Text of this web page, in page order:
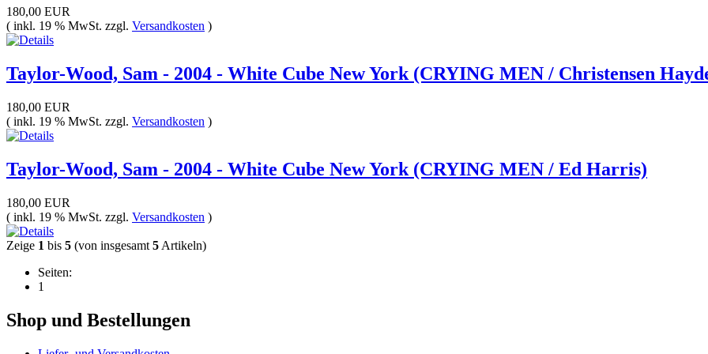
180,00 EUR
( inkl. 19 % MwSt. zzgl. Versandkosten )
Taylor-Wood, Sam - 2004 - White Cube New York (CRYING MEN / Christensen
180,00 EUR
( inkl. 19 % MwSt. zzgl. Versandkosten )
Taylor-Wood, Sam - 2004 - White Cube New York (CRYING MEN / Ed Harris)
180,00 EUR
( inkl. 19 % MwSt. zzgl. Versandkosten )
Zeige 1 bis 5 (von insgesamt 5 Artikeln)
Seiten:
1
Shop und Bestellungen